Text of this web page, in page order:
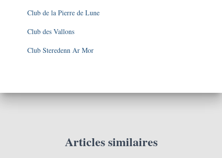
Club de la Pierre de Lune
Club des Vallons
Club Steredenn Ar Mor
Articles similaires